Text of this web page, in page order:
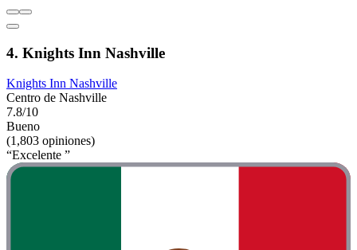
4. Knights Inn Nashville
Knights Inn Nashville
Centro de Nashville
7.8/10
Bueno
(1,803 opiniones)
“Excelente ”